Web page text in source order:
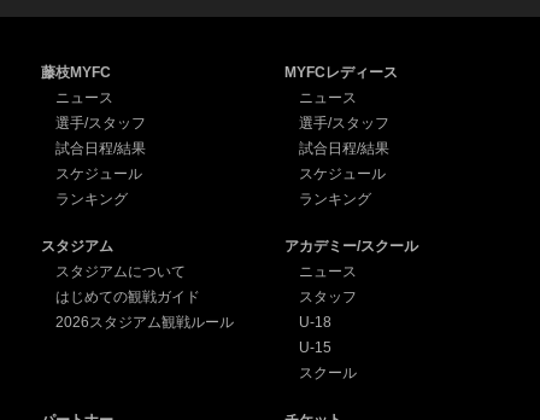
藤枝MYFC
ニュース
選手/スタッフ
試合日程/結果
スケジュール
ランキング
MYFCレディース
ニュース
選手/スタッフ
試合日程/結果
スケジュール
ランキング
スタジアム
スタジアムについて
はじめての観戦ガイド
2026スタジアム観戦ルール
アカデミー/スクール
ニュース
スタッフ
U-18
U-15
スクール